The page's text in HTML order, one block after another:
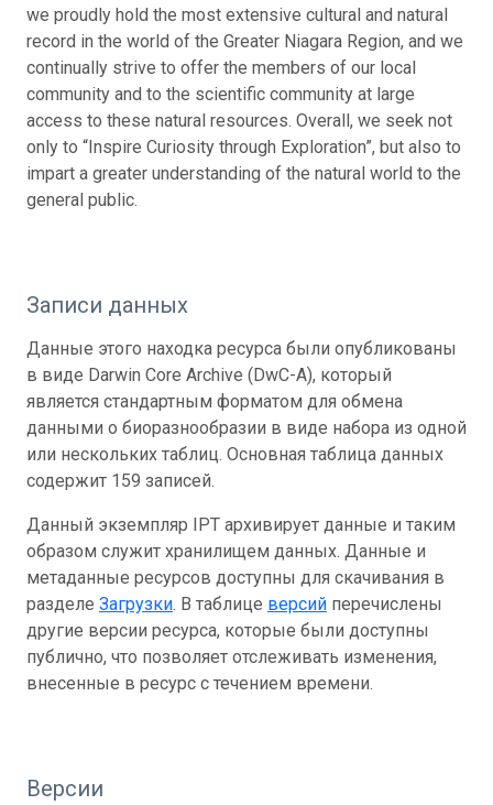
we proudly hold the most extensive cultural and natural
record in the world of the Greater Niagara Region, and we
continually strive to offer the members of our local
community and to the scientific community at large
access to these natural resources. Overall, we seek not
only to “Inspire Curiosity through Exploration”, but also to
impart a greater understanding of the natural world to the
general public.
Записи данных
Данные этого находка ресурса были опубликованы
в виде Darwin Core Archive (DwC-A), который
является стандартным форматом для обмена
данными о биоразнообразии в виде набора из одной
или нескольких таблиц. Основная таблица данных
содержит 159 записей.
Данный экземпляр IPT архивирует данные и таким
образом служит хранилищем данных. Данные и
метаданные ресурсов доступны для скачивания в
разделе Загрузки. В таблице версий перечислены
другие версии ресурса, которые были доступны
публично, что позволяет отслеживать изменения,
внесенные в ресурс с течением времени.
Версии